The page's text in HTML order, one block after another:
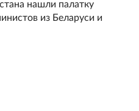
нашли палатку
из Беларуси и